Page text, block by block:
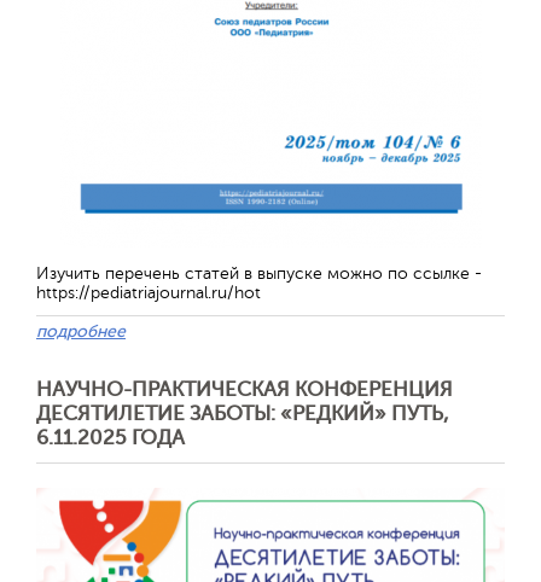
Изучить перечень статей в выпуске можно по ссылке -
https://pediatriajournal.ru/hot
подробнее
НАУЧНО-ПРАКТИЧЕСКАЯ КОНФЕРЕНЦИЯ
ДЕСЯТИЛЕТИЕ ЗАБОТЫ: «РЕДКИЙ» ПУТЬ,
6.11.2025 ГОДА